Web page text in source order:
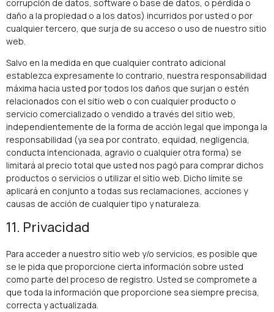
corrupción de datos, software o base de datos, o pérdida o
daño a la propiedad o a los datos) incurridos por usted o por
cualquier tercero, que surja de su acceso o uso de nuestro sitio
web.
Salvo en la medida en que cualquier contrato adicional
establezca expresamente lo contrario, nuestra responsabilidad
máxima hacia usted por todos los daños que surjan o estén
relacionados con el sitio web o con cualquier producto o
servicio comercializado o vendido a través del sitio web,
independientemente de la forma de acción legal que imponga la
responsabilidad (ya sea por contrato, equidad, negligencia,
conducta intencionada, agravio o cualquier otra forma) se
limitará al precio total que usted nos pagó para comprar dichos
productos o servicios o utilizar el sitio web. Dicho límite se
aplicará en conjunto a todas sus reclamaciones, acciones y
causas de acción de cualquier tipo y naturaleza.
11. Privacidad
Para acceder a nuestro sitio web y/o servicios, es posible que
se le pida que proporcione cierta información sobre usted
como parte del proceso de registro. Usted se compromete a
que toda la información que proporcione sea siempre precisa,
correcta y actualizada.